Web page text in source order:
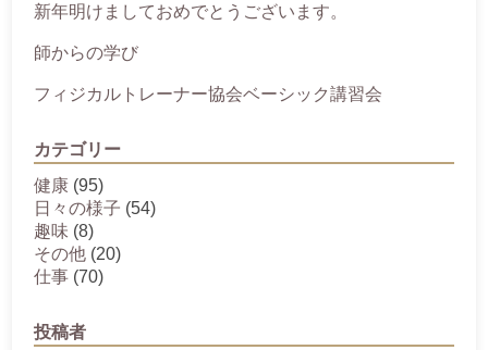
新年明けましておめでとうございます。
師からの学び
フィジカルトレーナー協会ベーシック講習会
カテゴリー
健康 (95)
日々の様子 (54)
趣味 (8)
その他 (20)
仕事 (70)
投稿者